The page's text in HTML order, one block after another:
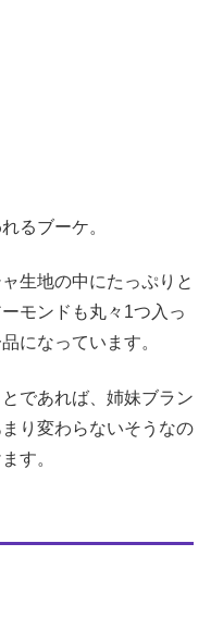
るブーケ。
生地の中にたっぷりと
モンドも丸々1つ入っ
になっています。
であれば、姉妹ブラン
り変わらないそうなの
す。